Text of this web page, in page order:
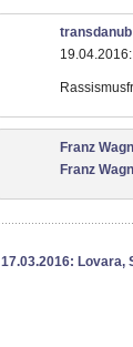
transdanub
Franz
Franz
17.03.2016: Lovara,